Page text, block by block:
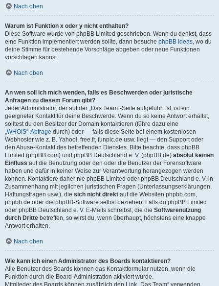
Nach oben
Warum ist Funktion x oder y nicht enthalten?
Diese Software wurde von phpBB Limited geschrieben. Wenn du denkst, dass
eine Funktion implementiert werden sollte, dann besuche phpBB Ideas, wo du
deine Stimme für bestehende Vorschläge abgeben oder neue Funktionen
vorschlagen kannst.
Nach oben
An wen soll ich mich wenden, falls es Beschwerden oder juristische
Anfragen zu diesem Forum gibt?
Jeder Administrator, der auf der „Das Team“-Seite aufgeführt ist, ist ein
geeigneter Kontakt für deine Beschwerde. Wenn du so keine Antwort erhältst,
solltest du den Besitzer der Domain kontaktieren (führe dazu eine
„WHOIS“-Abfrage durch) oder — falls diese Seite bei einem kostenlosen
Webhoster wie z. B. Yahoo!, free.fr, funpic.de usw. liegt — den Support oder
den Abuse-Kontakt des betreffenden Dienstes. Bitte beachte, dass phpBB
Limited (phpBB.com) und phpBB Deutschland e. V. (phpBB.de) absolut keinen
Einfluss auf die Benutzung oder den oder die Benutzer der Forensoftware
haben und dafür in keiner Weise zur Verantwortung herangezogen werden
können. Kontaktiere daher nie phpBB Limited oder phpBB Deutschland e. V. in
Zusammenhang mit jeglichen juristischen Fragen (Unterlassungserklärungen,
Haftungsfragen usw.), die sich nicht direkt auf die Websiten phpbb.com,
phpbb.de oder die phpBB-Software selbst beziehen. Falls du phpBB Limited
oder phpBB Deutschland e. V. E-Mails schreibst, die die Softwarenutzung
durch Dritte betreffen, so wirst du, wenn überhaupt, höchstens eine knappe
Antwort erhalten.
Nach oben
Wie kann ich einen Administrator des Boards kontaktieren?
Alle Benutzer des Boards können das Kontaktformular nutzen, wenn die
Funktion durch die Board-Administration aktiviert wurde.
Mitglieder des Boards können zusätzlich den Link „Das Team“ verwenden.